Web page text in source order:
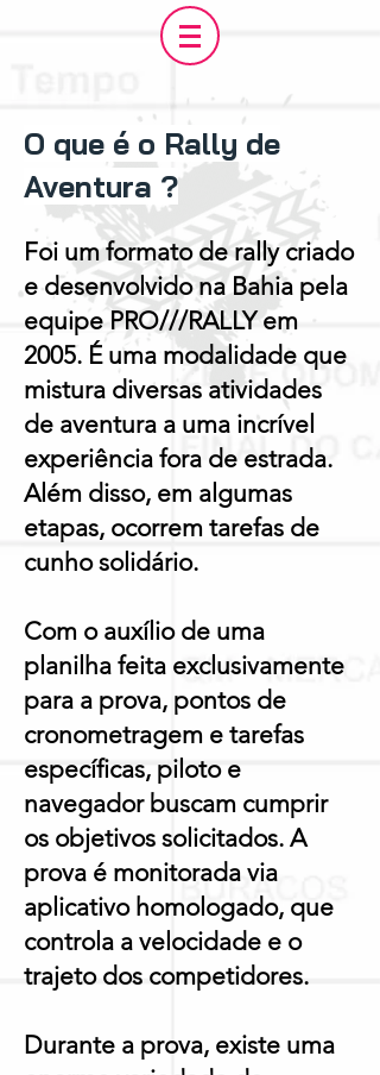
O que é o Rally de
Aventura ?
Foi um formato de rally criado
e desenvolvido na Bahia pela
equipe PRO///RALLY em
2005. É uma modalidade que
mistura diversas atividades
de aventura a uma incrível
experiência fora de estrada.
Além disso, em algumas
etapas, ocorrem tarefas de
cunho solidário.
Com o auxílio de uma
planilha feita exclusivamente
para a prova, pontos de
cronometragem e tarefas
específicas, piloto e
navegador buscam cumprir
os objetivos solicitados. A
prova é monitorada via
aplicativo homologado, que
controla a velocidade e o
trajeto dos competidores.
Durante a prova, existe uma